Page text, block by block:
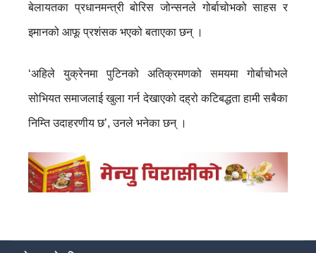
बेलायतका प्रधानमन्त्री बोरिस जोन्सनले गोर्बाचोभको साहस र
इमानको आफू प्रशंसक भएको बताएका छन् ।
‘अहिले युक्रेनमा पुटिनको अतिक्रमणको समयमा गोर्बाचोभले
सोभियत समाजलाई खुला गर्न देखाएको दह्रो कटिबद्धता हामी सबैका
निम्ति उदाहरणीय छ’, उनले भनेका छन् ।